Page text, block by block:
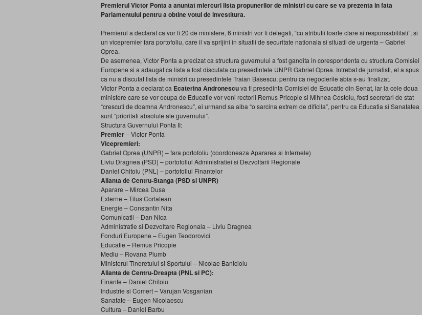
Premierul Victor Ponta a anuntat miercuri lista propunerilor de ministri cu care se va prezenta in fata
Parlamentului pentru a obtine votul de investitura.
Premierul a declarat ca vor fi 20 de ministere, 6 ministri vor fi delegati, “cu atributii foarte clare si responsabilitati”, si
un vicepremier fara portofoliu, care il va sprijini in situatii de securitate nationala si situatii de urgenta – Gabriel
Oprea.
De asemenea, Victor Ponta a precizat ca structura guvernului a fost gandita in corespondenta cu structura Comisiei
Europene si a adaugat ca lista a fost discutata cu presedintele UNPR Gabriel Oprea. Intrebat de jurnalisti, el a spus
ca nu a discutat lista de ministri cu presedintele Traian Basescu, pentru ca negocierile abia s-au finalizat.
Victor Ponta a declarat ca Ecaterina Andronescuva fi presedinta Comisiei de Educatie din Senat, iar la cele doua
ministere care se vor ocupa de Educatie vor veni rectorii Remus Pricopie si Mihnea Costoiu, fosti secretari de stat
“crescuti de doamna Andronescu”, ei urmand sa aiba “o sarcina extrem de dificila”, pentru ca Educatia si Sanatatea
sunt “prioritati absolute ale guvernului”.
Structura Guvernului Ponta II:
Premier– Victor Ponta
Vicepremieri:
Gabriel Oprea (UNPR) – fara portofoliu (coordoneaza Apararea si Internele)
Liviu Dragnea (PSD) – portofoliul Administratiei si Dezvoltarii Regionale
Daniel Chitoiu (PNL) – portofoliul Finantelor
Alianta de Centru-Stanga (PSD si UNPR)
Aparare – Mircea Dusa
Externe – Titus Corlatean
Energie – Constantin Nita
Comunicatii – Dan Nica
Administratie si Dezvoltare Regionala – Liviu Dragnea
Fonduri Europene – Eugen Teodorovici
Educatie – Remus Pricopie
Mediu – Rovana Plumb
Ministerul Tineretului si Sportului – Nicolae Banicioiu
Alianta de Centru-Dreapta (PNL si PC):
Finante – Daniel Chitoiu
Industrie si Comert – Varujan Vosganian
Sanatate – Eugen Nicolaescu
Cultura – Daniel Barbu